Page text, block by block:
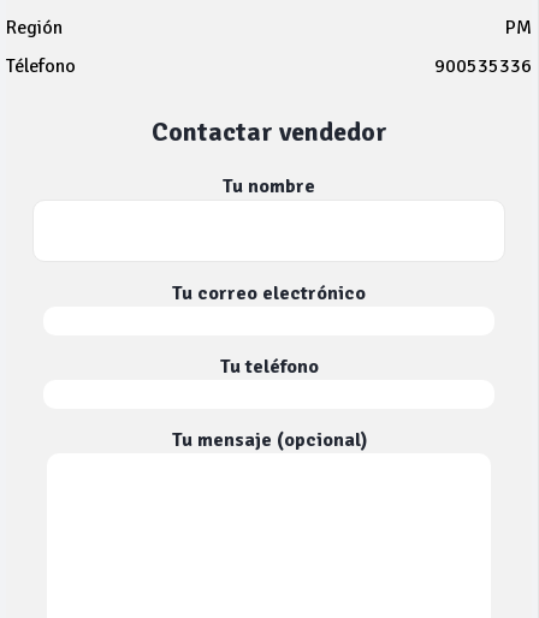
Región
PM
Télefono
900535336
Contactar vendedor
Tu nombre
Tu correo electrónico
Tu teléfono
Tu mensaje (opcional)